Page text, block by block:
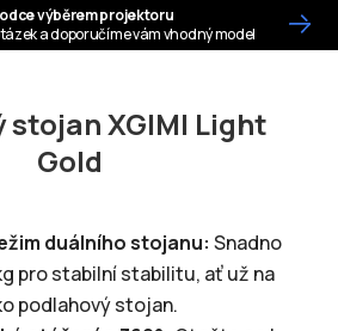
stojan XGIMI Light
Gold
duálního stojanu: Snadno
pro stabilní stabilitu, ať už na
podlahový stojan.